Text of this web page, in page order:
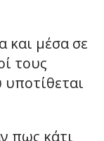
και μέσα σε
τους
υποτίθεται
πως κάτι